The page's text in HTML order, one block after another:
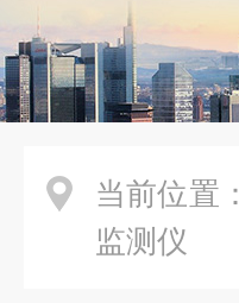
当前位置：
监测仪